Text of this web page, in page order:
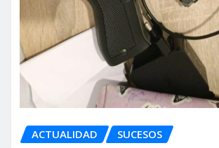
ACTUALIDAD SUCESOS